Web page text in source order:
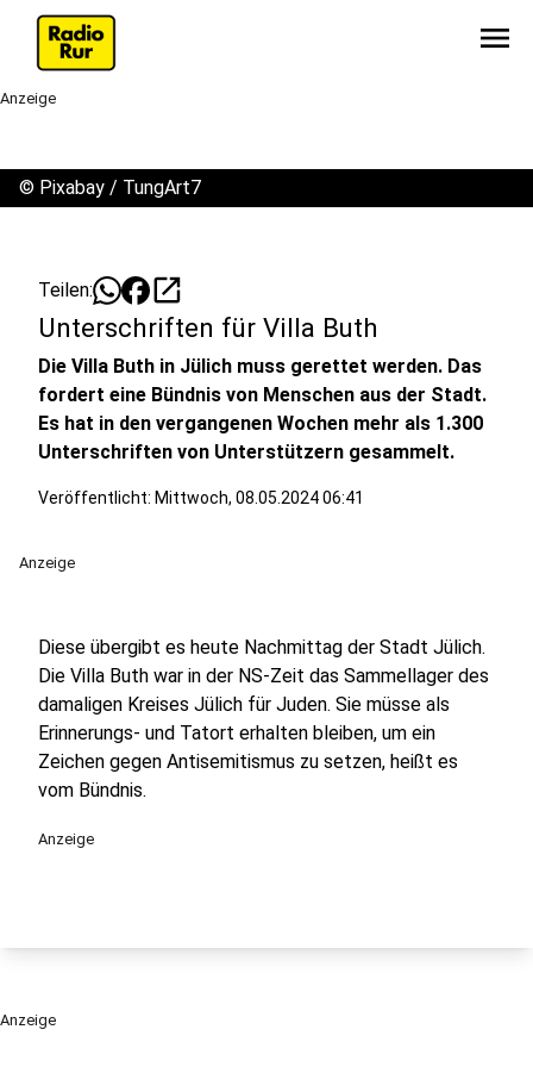
menu
Anzeige
© Pixabay / TungArt7
Teilen: open_in_new
Unterschriften für Villa Buth
Die Villa Buth in Jülich muss gerettet werden. Das
fordert eine Bündnis von Menschen aus der Stadt.
Es hat in den vergangenen Wochen mehr als 1.300
Unterschriften von Unterstützern gesammelt.
Veröffentlicht: Mittwoch, 08.05.2024 06:41
Anzeige
Diese übergibt es heute Nachmittag der Stadt Jülich.
Die Villa Buth war in der NS-Zeit das Sammellager des
damaligen Kreises Jülich für Juden. Sie müsse als
Erinnerungs- und Tatort erhalten bleiben, um ein
Zeichen gegen Antisemitismus zu setzen, heißt es
vom Bündnis.
Anzeige
Anzeige